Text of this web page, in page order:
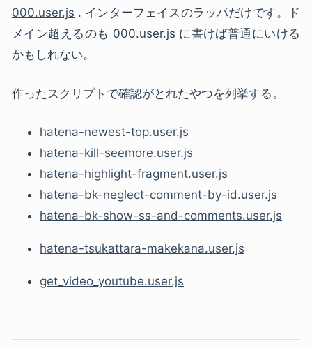
000.user.js . インターフェイスのラッパだけです。ド
メイン超えるのも 000.user.js に書けば普通にいける
かもしれない。
作ったスクリプトで確認がとれたやつを列挙する。
hatena-newest-top.user.js
hatena-kill-seemore.user.js
hatena-highlight-fragment.user.js
hatena-bk-neglect-comment-by-id.user.js
hatena-bk-show-ss-and-comments.user.js
hatena-tsukattara-makekana.user.js
get_video_youtube.user.js